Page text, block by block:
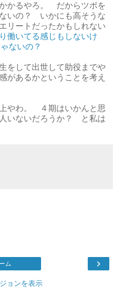
かるやろ。 だからツボを
いの？ いかにも高そうな
リートだったかもしれない
働いてる感じもしないけ
ないの？
をして出世して助役までや
があるかということを考え
やわ。 ４期はいかんと思
いないだろうか？ と私は
›
ム
ョンを表示